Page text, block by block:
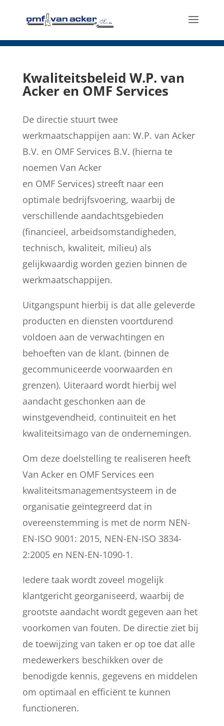
Kwaliteitsbeleid W.P. van
Acker en OMF Services
De directie stuurt twee
werkmaatschappijen aan: W.P. van Acker
B.V. en OMF Services B.V. (hierna te
noemen Van Acker
en OMF Services) streeft naar een
optimale bedrijfsvoering, waarbij de
verschillende aandachtsgebieden
(financieel, arbeidsomstandigheden,
technisch, kwaliteit, milieu) als
gelijkwaardig worden gezien binnen de
werkmaatschappijen.
Uitgangspunt hierbij is dat alle geleverde
producten en diensten voortdurend
voldoen aan de verwachtingen en
behoeften van de klant. (binnen de
gecommuniceerde voorwaarden en
grenzen). Uiteraard wordt hierbij wel
aandacht geschonken aan de
winstgevendheid, continuïteit en het
kwaliteitsimago van de ondernemingen.
Om deze doelstelling te realiseren heeft
Van Acker en OMF Services een
kwaliteitsmanagementsysteem in de
organisatie geïntegreerd dat in
overeenstemming is met de norm NEN-
EN-ISO 9001: 2015, NEN-EN-ISO 3834-
2:2005 en NEN-EN-1090-1.
Iedere taak wordt zoveel mogelijk
klantgericht georganiseerd, waarbij de
grootste aandacht wordt gegeven aan het
voorkomen van fouten. De directie ziet bij
de toewijzing van taken er op toe dat alle
medewerkers beschikken over de
benodigde kennis, gegevens en middelen
om optimaal en efficiënt te kunnen
functioneren.